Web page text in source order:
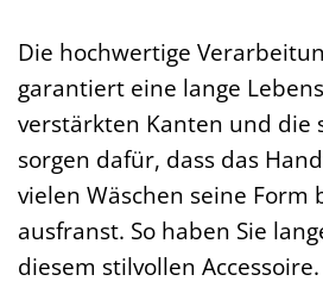
Die hochwertige
garantiert eine lange
verstärkten Kanten und die
sorgen dafür, dass das
vielen Wäschen seine
ausfranst. So haben Sie
diesem stilvollen Accessoire.